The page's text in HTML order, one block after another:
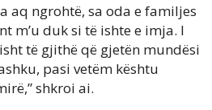
aq ngrohtë, sa oda e familjes
m’u duk si të ishte e imja. I
të gjithë që gjetën mundësi
pasi vetëm kështu
shkroi ai.